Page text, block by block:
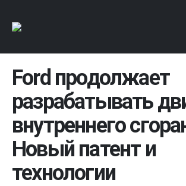
Ford продолжает
разрабатывать
внутреннего
Новый патент и
технологии